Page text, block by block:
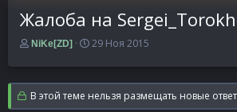
Жалоба на
А
т
о
р
NiKe[ZD]
Д
т
а
н
29 Ноя 2015
В этой теме нельзя размещать новые